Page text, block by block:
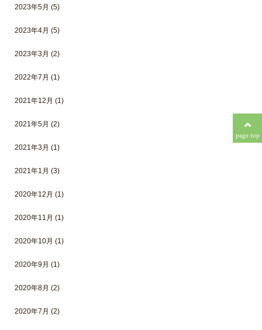
2023年5月 (5)
2023年4月 (5)
2023年3月 (2)
2022年7月 (1)
2021年12月 (1)
2021年5月 (2)
2021年3月 (1)
2021年1月 (3)
2020年12月 (1)
2020年11月 (1)
2020年10月 (1)
2020年9月 (1)
2020年8月 (2)
2020年7月 (2)
page top